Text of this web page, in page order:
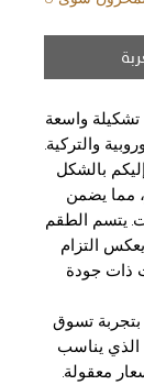
واسعة
والتركية.
بالشكل
مما يضمن
يتسم الطقم
التزام
ذات جودة
بتجربة تسوق
الذي يناسب
معقولة.